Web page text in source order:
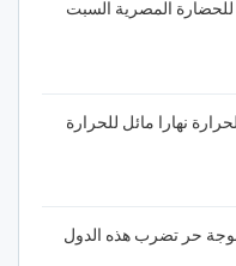
المصرية السبت
نهارا مائل للحرارة
درجة..موجة حر تضرب هذه الدول